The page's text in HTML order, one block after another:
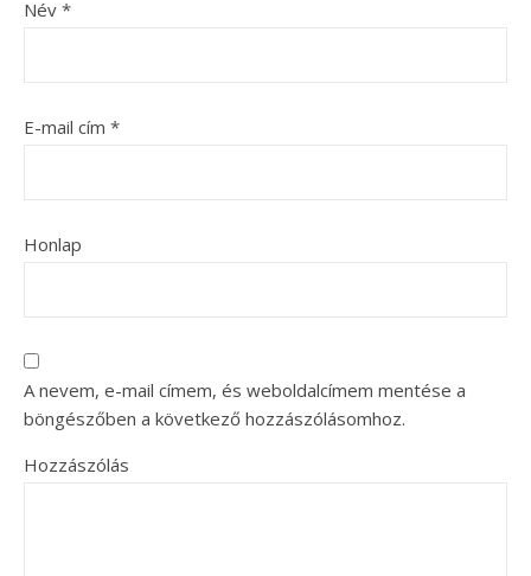
Név *
E-mail cím *
Honlap
A nevem, e-mail címem, és weboldalcímem mentése a
böngészőben a következő hozzászólásomhoz.
Hozzászólás